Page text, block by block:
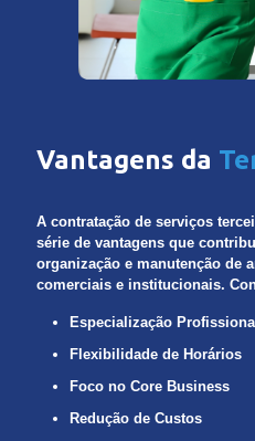
Vantagens da
A contratação de serviços
série de vantagens que
organização e manutenção de
comerciais e institucionais.
Especialização Profissional
Flexibilidade de Horários
Foco no Core Business
Redução de Custos